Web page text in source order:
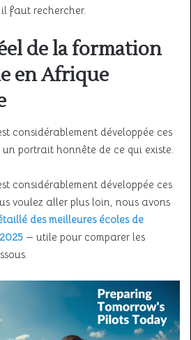
faut rechercher.
de la formation
en Afrique
considérablement développée ces
portrait honnête de ce qui existe.
considérablement développée ces
voulez aller plus loin, nous avons
des meilleures écoles de
— utile pour comparer les